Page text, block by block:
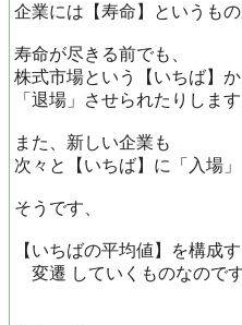
企業には【寿命】というもの
寿命が尽きる前でも、
株式市場という【いちば】か
「退場」させられたりします
また、新しい企業も
次々と【いちば】に「入場」
そうです、
【いちばの平均値】を構成
変遷 していくものなのです